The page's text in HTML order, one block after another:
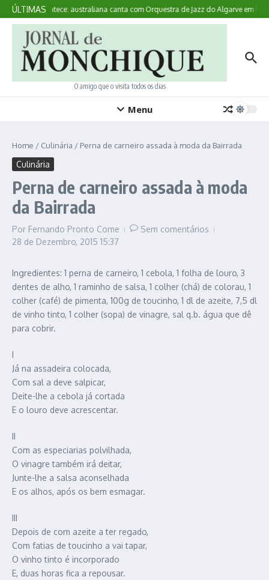
Ir para o conteúdo
ÚLTIMAS
Aqui Acontece: australiana canta com Orquestra de Jazz do Algarve em
O amigo que o visita todos os dias
Menu
Home / Culinária / Perna de carneiro assada à moda da Bairrada
Culinária
Perna de carneiro assada à moda
da Bairrada
Por Fernando Pronto Come
Sem comentários
28 de Dezembro, 2015 15:37
Ingredientes: 1 perna de carneiro, 1 cebola, 1 folha de louro, 3
dentes de alho, 1 raminho de salsa, 1 colher (chá) de colorau, 1
colher (café) de pimenta, 100g de toucinho, 1 dl de azeite, 7,5 dl
de vinho tinto, 1 colher (sopa) de vinagre, sal q.b. água que dê
para cobrir.
I
Já na assadeira colocada,
Com sal a deve salpicar,
Deite-lhe a cebola já cortada
E o louro deve acrescentar.
II
Com as especiarias polvilhada,
O vinagre também irá deitar,
Junte-lhe a salsa aconselhada
E os alhos, após os bem esmagar.
III
Depois de com azeite a ter regado,
Com fatias de toucinho a vai tapar,
O vinho tinto é incorporado
E, duas horas fica a repousar.